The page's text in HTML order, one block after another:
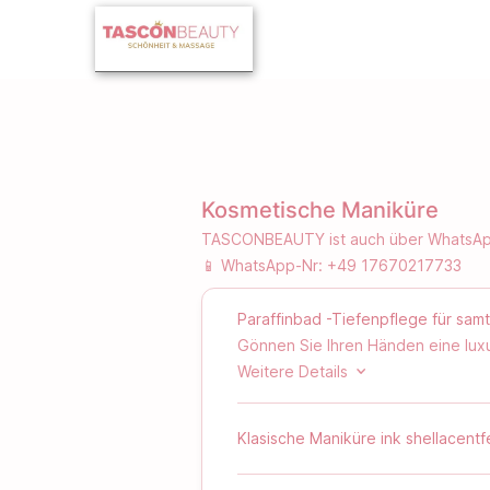
Kosmetische Maniküre
TASCONBEAUTY ist auch über
📱 WhatsApp-Nr: +49 17670217733
Paraffinbad -Tiefenpflege für
Gönnen Sie Ihren Händen eine
Kombination aus Pflege,
sodass pflegende Wirkstoffe
tiefenwirksam mit Feuchtigkeit
Weitere Details
Klasische Maniküre ink